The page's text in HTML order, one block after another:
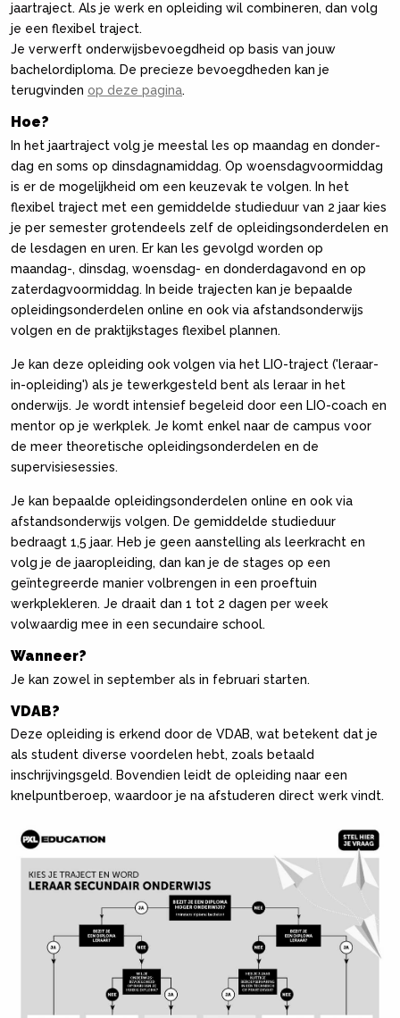
jaartraject. Als je werk en opleiding wil combineren, dan volg
je een flexibel traject.
Je verwerft onderwijsbevoegdheid op basis van jouw
bachelor­diploma. De precieze bevoegdheden kan je
terugvinden op deze pagina.
Hoe?
In het jaartraject volg je meestal les op maandag en donder­
dag en soms op dinsdagnamiddag. Op woensdagvoormiddag
is er de mogelijkheid om een keuzevak te volgen. In het
flexibel traject met een gemiddelde studieduur van 2 jaar kies
je per semester grotendeels zelf de opleidingsonderdelen en
de les­dagen en uren. Er kan les gevolgd worden op
maandag-, dins­dag, woensdag- en donderdagavond en op
zaterdagvoormid­dag. In beide trajecten kan je bepaalde
opleidingsonderdelen online en ook via afstandsonderwijs
volgen en de praktijkstages flexibel plannen.
Je kan deze opleiding ook volgen via het LIO-traject ('le­raar-
in-opleiding') als je tewerkgesteld bent als leraar in het
onderwijs. Je wordt intensief begeleid door een LIO-coach en
mentor op je werkplek. Je komt enkel naar de campus voor
de meer theoretische opleidingsonderdelen en de
supervisieses­sies.
Je kan bepaalde opleidingsonderdelen online en ook via
afstandsonderwijs volgen. De gemiddelde studieduur
bedraagt 1,5 jaar. Heb je geen aanstelling als leerkracht en
volg je de jaar­opleiding, dan kan je de stages op een
geïntegreerde manier volbrengen in een proeftuin
werkplekleren. Je draait dan 1 tot 2 dagen per week
volwaardig mee in een secundaire school.
Wanneer?
Je kan zowel in september als in februari starten.
VDAB?
Deze opleiding is erkend door de VDAB, wat betekent dat je
als student diverse voordelen hebt, zoals betaald
inschrijvingsgeld. Bovendien leidt de opleiding naar een
knelpuntberoep, waardoor je na afstuderen direct werk vindt.